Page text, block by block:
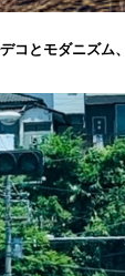
コとモダニズム